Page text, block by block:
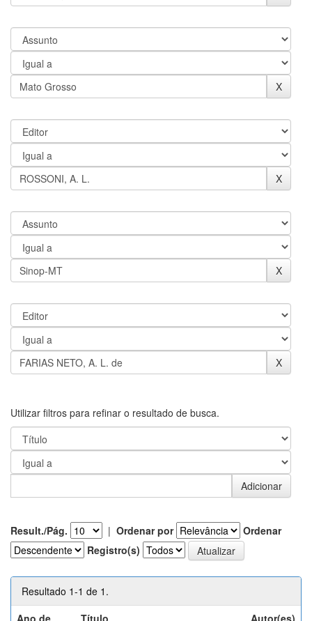
Utilizar filtros para refinar o resultado de busca.
Result./Pág. | Ordenar por
Ordenar
Registro(s)
Resultado 1-1 de 1.
Ano de
Título Autor(es)